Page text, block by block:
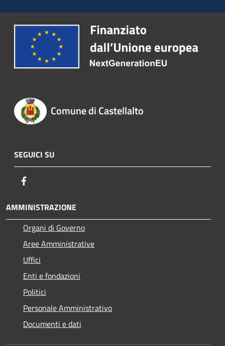
Comune di Castellalto
SEGUICI SU
AMMINISTRAZIONE
Organi di Governo
Aree Amministrative
Uffici
Enti e fondazioni
Politici
Personale Amministrativo
Documenti e dati